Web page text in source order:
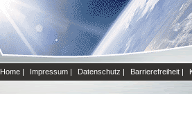
Home | Impressum | Datenschutz | Barrierefreiheit |